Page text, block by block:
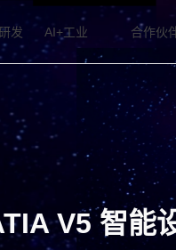
发 AI+工业 合作伙
V5 智能